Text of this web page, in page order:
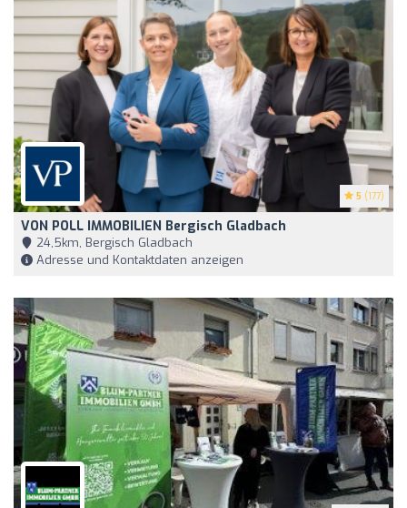
5 (177)
VON POLL IMMOBILIEN Bergisch Gladbach
24,5km, Bergisch Gladbach
Adresse und Kontaktdaten anzeigen